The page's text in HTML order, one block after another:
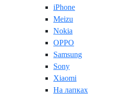
iPhone
Meizu
Nokia
OPPO
Samsung
Sony
Xiaomi
На лапках